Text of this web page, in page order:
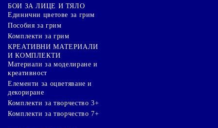
БОИ ЗА ЛИЦЕ И ТЯЛО
Единични цветове за грим
Пособия за грим
Комплекти за грим
КРЕАТИВНИ МАТЕРИАЛИ
И КОМПЛЕКТИ
Mатериали за моделиране и
креативност
Елементи за оцветяване и
декориране
Комплекти за творчество 3+
Комплекти за творчество 7+